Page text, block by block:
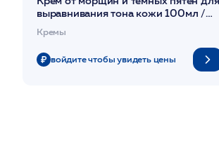
выравнивания тона кожи 100мл /
Кремы
войдите чтобы увидеть цены